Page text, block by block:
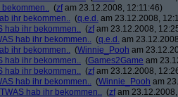
(zfam 23.12.2008, 12:11:46)
ihr bekommen.. (q.e.d. am 23.12.2008,
hab ihr bekommen.. (zfam 23.12.2008,
hab ihr bekommen.. (q.e.d. am
ihr bekommen.. (Winnie_Pooh am
hab ihr bekommen.. (Games2Game am
hab ihr bekommen.. (zfam 23.12.2008,
hab ihr bekommen.. (Winnie_Pooh am
hab ihr bekommen.. (zfam